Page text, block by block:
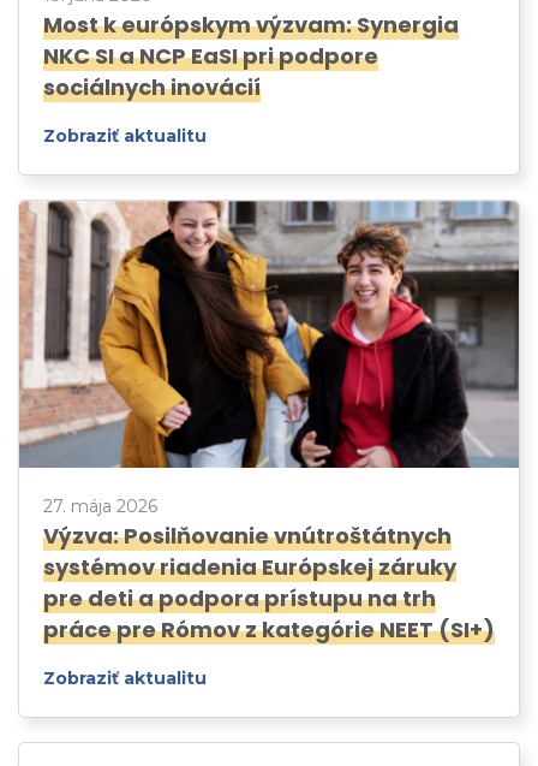
Most k európskym výzvam: Synergia
NKC SI a NCP EaSI pri podpore
sociálnych inovácií
Zobraziť aktualitu
27. mája 2026
Výzva: Posilňovanie vnútroštátnych
systémov riadenia Európskej záruky
pre deti a podpora prístupu na trh
práce pre Rómov z kategórie NEET (SI+)
Zobraziť aktualitu